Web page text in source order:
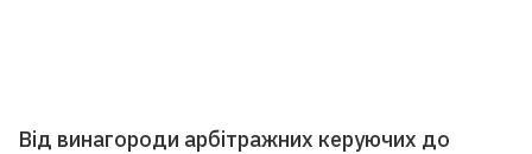
Від винагороди арбітражних керуючих до